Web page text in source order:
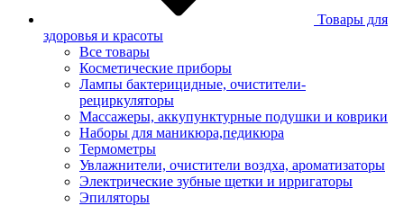
Товары для
здоровья и красоты
Все товары
Косметические приборы
Лампы бактерицидные, очистители-
рециркуляторы
Массажеры, аккупунктурные подушки и коврики
Наборы для маникюра,педикюра
Термометры
Увлажнители, очистители воздха, ароматизаторы
Электрические зубные щетки и ирригаторы
Эпиляторы